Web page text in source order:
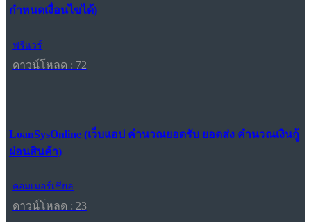
กำหนดเงื่อนไขได้)
ฟรีแวร์
ดาวน์โหลด : 72
LoanSysOnline (เว็บแอป คำนวณยอดรับ ยอดส่ง คำนวณเงินกู้
ผ่อนสินค้า)
คอมเมอร์เชียล
ดาวน์โหลด : 23